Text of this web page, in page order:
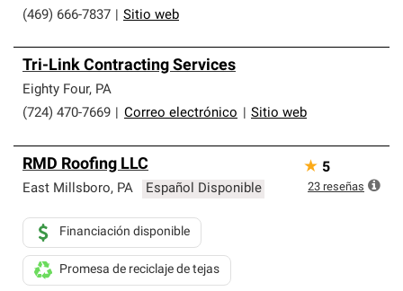
(469) 666-7837 Sitio web
Tri-Link Contracting Services
Eighty Four, PA
(724) 470-7669
Correo electrónico Sitio web
RMD Roofing LLC
East Millsboro, PA Español Disponible
Financiación disponible
Promesa de reciclaje de tejas
★ 5
23 reseñas